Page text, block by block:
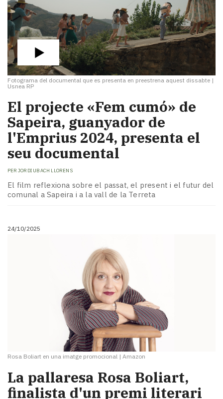
Fotograma del documental que es presenta en preestrena aquest dissabte |
Usnea RP
El projecte «Fem cumó» de
Sapeira, guanyador de
l'Emprius 2024, presenta el
seu documental
PER JORDI UBACH LLORENS
El film reflexiona sobre el passat, el present i el futur del
comunal a Sapeira i a la vall de la Terreta
24/10/2025
Rosa Boliart en una imatge promocional | Amazon
La pallaresa Rosa Boliart,
finalista d'un premi literari